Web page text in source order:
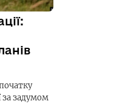
за задумом